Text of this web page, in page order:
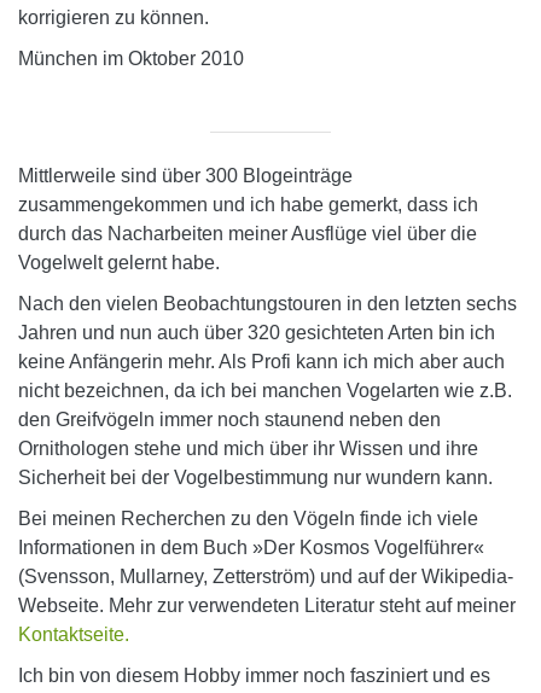
korrigieren zu können.
München im Oktober 2010
Mittlerweile sind über 300 Blogeinträge
zusammengekommen und ich habe gemerkt, dass ich
durch das Nacharbeiten meiner Ausflüge viel über die
Vogelwelt gelernt habe.
Nach den vielen Beobachtungstouren in den letzten sechs
Jahren und nun auch über 320 gesichteten Arten bin ich
keine Anfängerin mehr. Als Profi kann ich mich aber auch
nicht bezeichnen, da ich bei manchen Vogelarten wie z.B.
den Greifvögeln immer noch staunend neben den
Ornithologen stehe und mich über ihr Wissen und ihre
Sicherheit bei der Vogelbestimmung nur wundern kann.
Bei meinen Recherchen zu den Vögeln finde ich viele
Informationen in dem Buch »Der Kosmos Vogelführer«
(Svensson, Mullarney, Zetterström) und auf der Wikipedia-
Webseite. Mehr zur verwendeten Literatur steht auf meiner
Kontaktseite.
Ich bin von diesem Hobby immer noch fasziniert und es